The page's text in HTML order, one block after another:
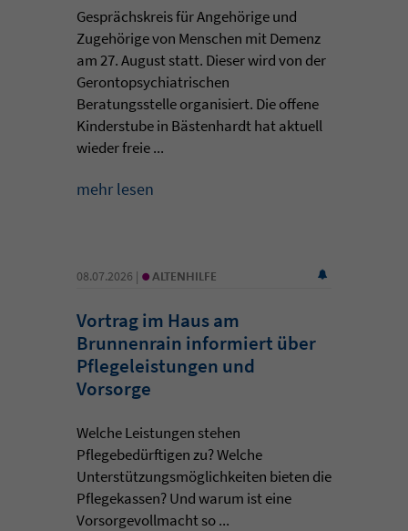
Gesprächskreis für Angehörige und
Zugehörige von Menschen mit Demenz
am 27. August statt. Dieser wird von der
Gerontopsychiatrischen
Beratungsstelle organisiert. Die offene
Kinderstube in Bästenhardt hat aktuell
wieder freie ...
mehr lesen
08.07.2026 | • ALTENHILFE
Vortrag im Haus am
Brunnenrain informiert über
Pflegeleistungen und
Vorsorge
Welche Leistungen stehen
Pflegebedürftigen zu? Welche
Unterstützungsmöglichkeiten bieten die
Pflegekassen? Und warum ist eine
Vorsorgevollmacht so ...